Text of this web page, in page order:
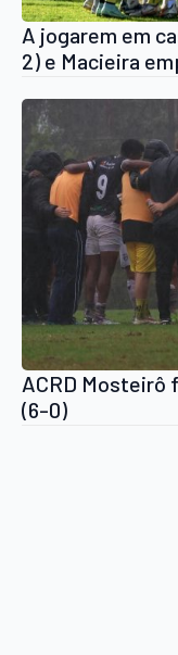
A jogarem em
2) e Macieira
ACRD Mosteirô
(6-0)